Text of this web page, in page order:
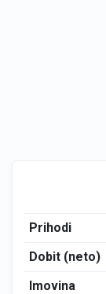
Prihodi
Dobit (neto)
Imovina